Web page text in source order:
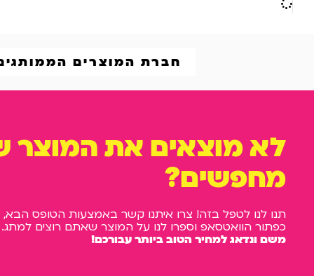
חברת המוצרים
לא מוצאים את
מחפשים?
תנו לנו לטפל בזה! צרו איתנו קשר באמצעות הטופס
כפתור הוואטסאפ וספרו לנו על המוצר שאתם רוצים
משם ונדאג למחיר הטוב ביותר עבורכם!